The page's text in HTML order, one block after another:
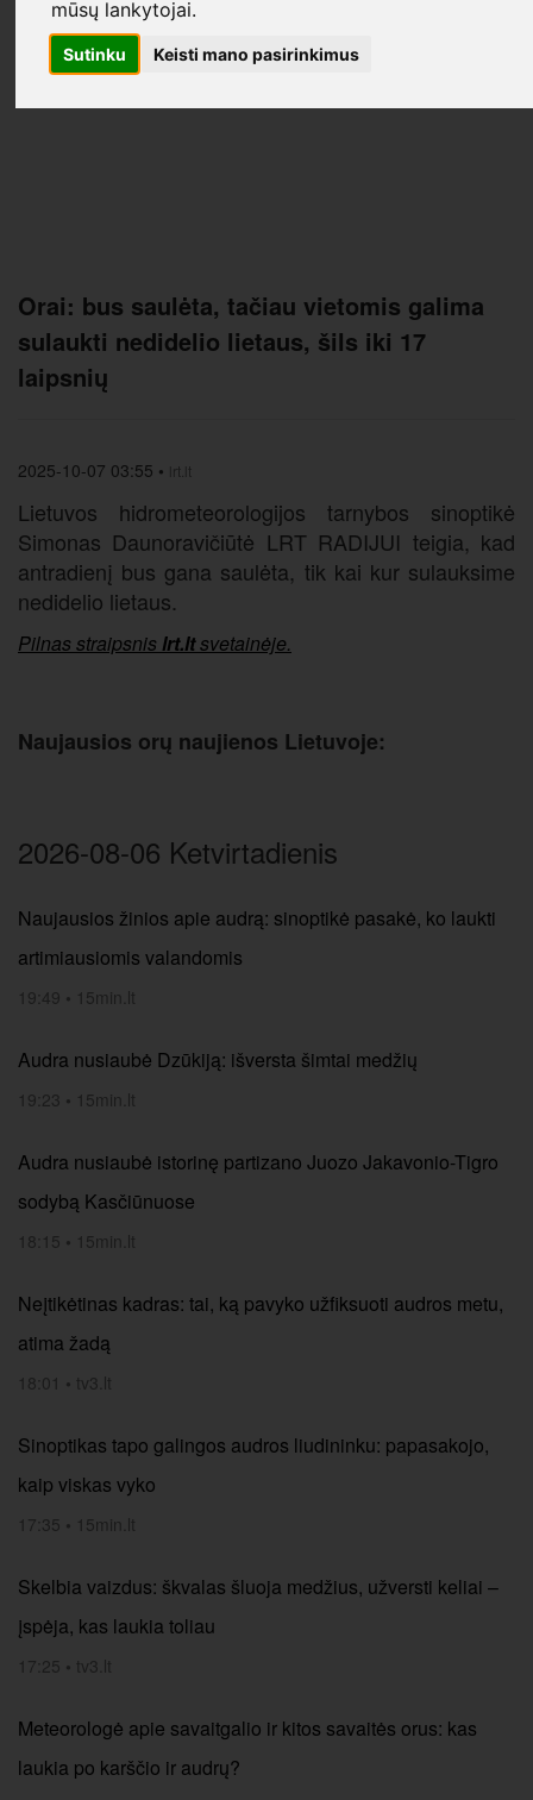
mūsų lankytojai.
Sutinku Keisti mano pasirinkimus
Orai: bus saulėta, tačiau vietomis galima
sulaukti nedidelio lietaus, šils iki 17
laipsnių
2025-10-07 03:55 • lrt.lt
Lietuvos hidrometeorologijos tarnybos sinoptikė
Simonas Daunoravičiūtė LRT RADIJUI teigia, kad
antradienį bus gana saulėta, tik kai kur sulauksime
nedidelio lietaus.
Pilnas straipsnis lrt.ltsvetainėje.
Naujausios orų naujienos Lietuvoje:
2026-08-06 Ketvirtadienis
Naujausios žinios apie audrą: sinoptikė pasakė, ko laukti
artimiausiomis valandomis
19:49 • 15min.lt
Audra nusiaubė Dzūkiją: išversta šimtai medžių
19:23 • 15min.lt
Audra nusiaubė istorinę partizano Juozo Jakavonio-Tigro
sodybą Kasčiūnuose
18:15 • 15min.lt
Neįtikėtinas kadras: tai, ką pavyko užfiksuoti audros metu,
atima žadą
18:01 • tv3.lt
Sinoptikas tapo galingos audros liudininku: papasakojo,
kaip viskas vyko
17:35 • 15min.lt
Skelbia vaizdus: škvalas šluoja medžius, užversti keliai –
įspėja, kas laukia toliau
17:25 • tv3.lt
Meteorologė apie savaitgalio ir kitos savaitės orus: kas
laukia po karščio ir audrų?